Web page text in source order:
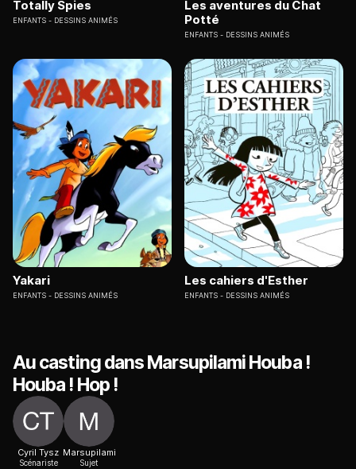
Totally Spies
ENFANTS DESSINS ANIMÉS
Les aventures du Chat
Potté
ENFANTS DESSINS ANIMÉS
Yakari
ENFANTS DESSINS ANIMÉS
Les cahiers d'Esther
ENFANTS DESSINS ANIMÉS
Au casting dans Marsupilami Houba !
Houba ! Hop !
Cyril Tysz
Scénariste
Marsupilami
Sujet